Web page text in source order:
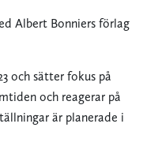
Albert Bonniers förlag
och sätter fokus på
och reagerar på
är planerade i